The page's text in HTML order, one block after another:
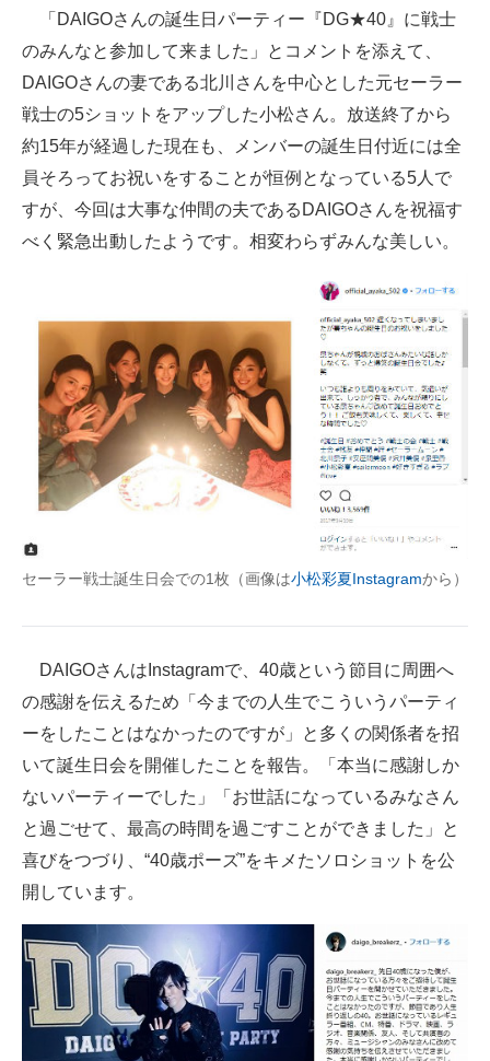
製造業のIT導入・活用を支援
モノづくり技術者専門サイト
エレクトロニクス専門サイト
電子設計の基本と応用
エネルギーの専門メディア
ちょっと気になるネットの話題
「DAIGOさんの誕生日パーティー『DG★40』に戦士
のみんなと参加して来ました」とコメントを添えて、
DAIGOさんの妻である北川さんを中心とした元セーラー
戦士の5ショットをアップした小松さん。放送終了から
約15年が経過した現在も、メンバーの誕生日付近には全
員そろってお祝いをすることが恒例となっている5人で
すが、今回は大事な仲間の夫であるDAIGOさんを祝福す
べく緊急出動したようです。相変わらずみんな美しい。
セーラー戦士誕生日会での1枚（画像は小松彩夏Instagramから）
DAIGOさんはInstagramで、40歳という節目に周囲へ
の感謝を伝えるため「今までの人生でこういうパーティ
ーをしたことはなかったのですが」と多くの関係者を招
いて誕生日会を開催したことを報告。「本当に感謝しか
ないパーティーでした」「お世話になっているみなさん
と過ごせて、最高の時間を過ごすことができました」と
喜びをつづり、“40歳ポーズ”をキメたソロショットを公
開しています。